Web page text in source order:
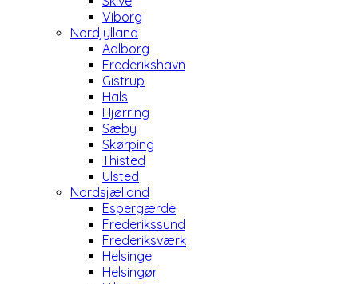
Viborg
Nordjylland
Aalborg
Frederikshavn
Gistrup
Hals
Hjørring
Sæby
Skørping
Thisted
Ulsted
Nordsjælland
Espergærde
Frederikssund
Frederiksværk
Helsinge
Helsingør